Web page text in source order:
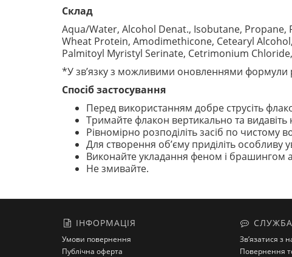
Склад
Aqua/Water, Alcohol Denat., Isobutane, Propane,
Wheat Protein, Amodimethicone, Cetearyl
Palmitoyl Myristyl Serinate, Cetrimonium
*У зв’язку з можливими оновленнями формули
Спосіб застосування
Перед використанням добре струсіть
Тримайте флакон вертикально та видавіть
Рівномірно розподіліть засіб по чистому
Для створення об’єму приділіть особливу
Виконайте укладання феном і брашингом
Не змивайте.
ІНФОРМАЦІЯ
Умови повернення
Публічна оферта
Зв’язатися з
Повернення